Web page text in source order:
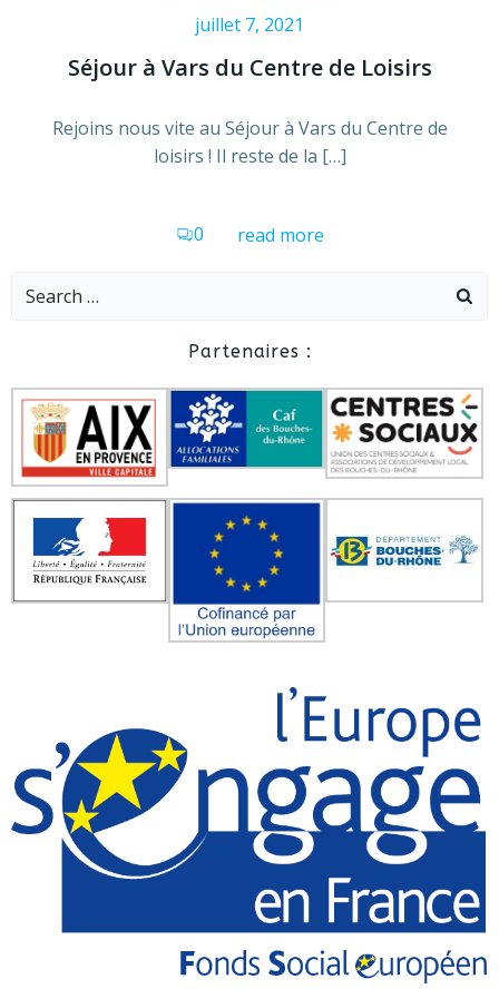
juillet 7, 2021
Séjour à Vars du Centre de Loisirs
Rejoins nous vite au Séjour à Vars du Centre de
loisirs ! Il reste de la […]
0 read more
Search
Partenaires :